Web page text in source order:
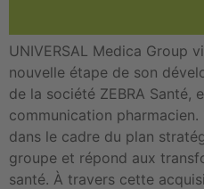
UNIVERSAL Medica Group
nouvelle étape de son
de la société ZEBRA Santé,
communication
dans le cadre du plan
groupe et répond aux
santé. À travers cette